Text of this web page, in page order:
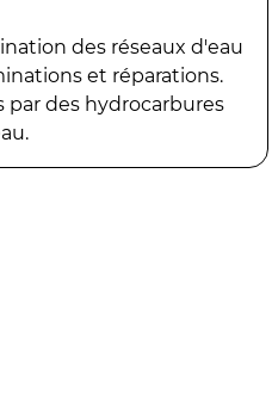
des réseaux d'eau
et réparations.
des hydrocarbures